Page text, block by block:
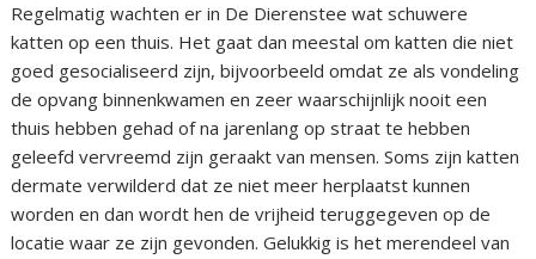
Regelmatig wachten er in De Dierenstee wat schuwere
katten op een thuis. Het gaat dan meestal om katten die niet
goed gesocialiseerd zijn, bijvoorbeeld omdat ze als vondeling
de opvang binnenkwamen en zeer waarschijnlijk nooit een
thuis hebben gehad of na jarenlang op straat te hebben
geleefd vervreemd zijn geraakt van mensen. Soms zijn katten
dermate verwilderd dat ze niet meer herplaatst kunnen
worden en dan wordt hen de vrijheid teruggegeven op de
locatie waar ze zijn gevonden. Gelukkig is het merendeel van